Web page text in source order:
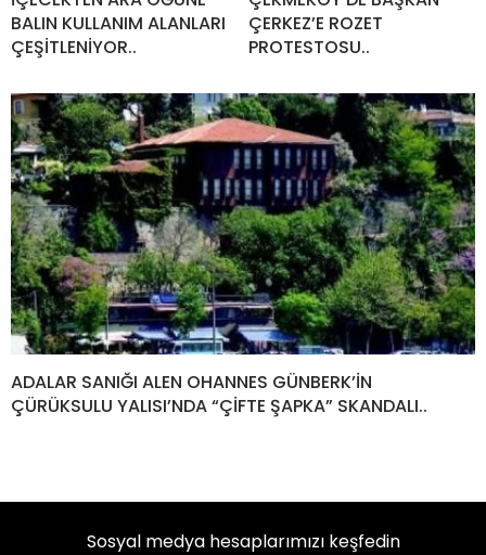
BALIN KULLANIM ALANLARI
ÇEŞİTLENİYOR..
ÇERKEZ’E ROZET
PROTESTOSU..
ADALAR SANIĞI ALEN OHANNES GÜNBERK’İN
ÇÜRÜKSULU YALISI’NDA “ÇİFTE ŞAPKA” SKANDALI..
Sosyal medya hesaplarımızı keşfedin